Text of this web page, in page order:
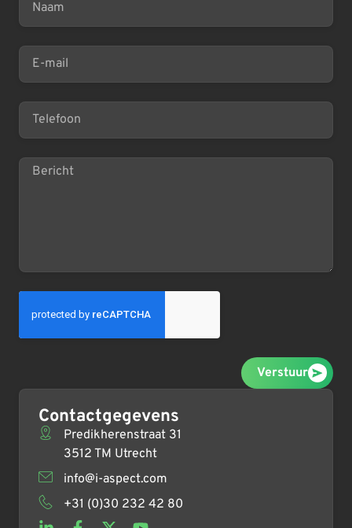
Verstuur
Contactgegevens
Predikherenstraat 31
3512 TM Utrecht
info@i-aspect.com
+31 (0)30 232 42 80